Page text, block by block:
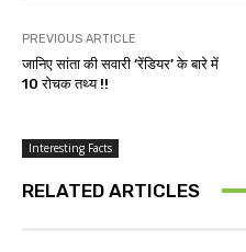
PREVIOUS ARTICLE
जानिए सांता की सवारी ‘रेंडियर’ के बारे में
10 रोचक तथ्य !!
Interesting Facts
RELATED ARTICLES